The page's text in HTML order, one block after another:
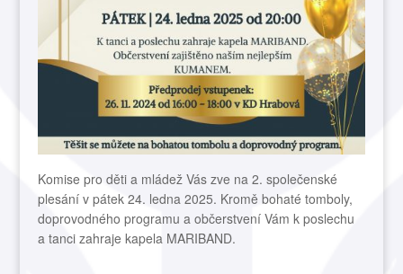
Komise pro děti a mládež Vás zve na 2. společenské
plesání v pátek 24. ledna 2025. Kromě bohaté tomboly,
doprovodného programu a občerstvení Vám k poslechu
a tanci zahraje kapela MARIBAND.